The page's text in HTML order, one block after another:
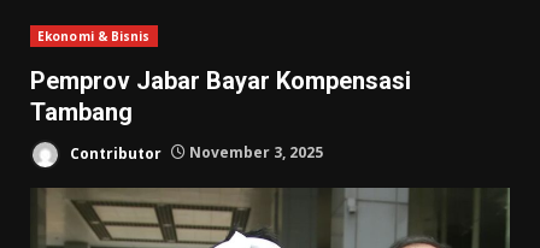
Ekonomi & Bisnis
Pemprov Jabar Bayar Kompensasi
Tambang
Contributor November 3, 2025